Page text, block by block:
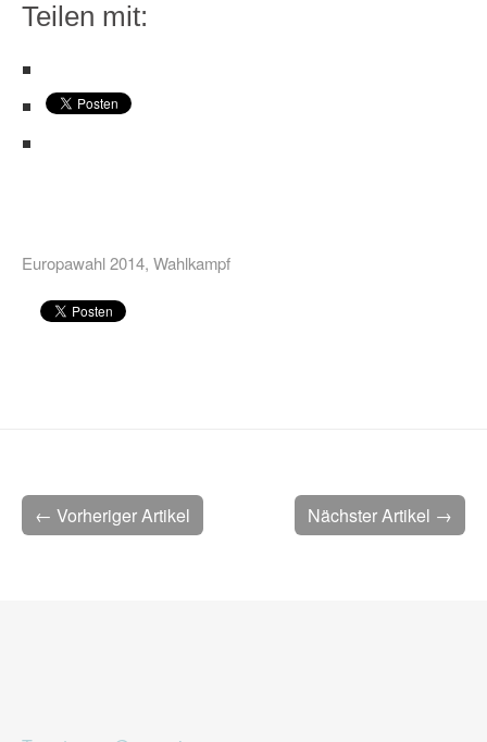
Teilen mit:
Europawahl 2014, Wahlkampf
Nächster Artikel →
← Vorheriger Artikel